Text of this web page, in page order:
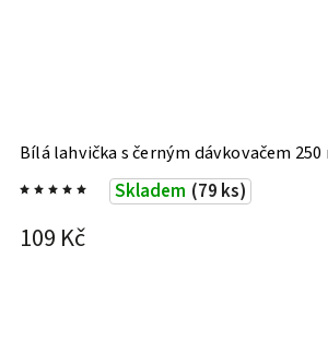
Bílá lahvička s černým dávkovačem
Skladem (79 ks)
109 Kč